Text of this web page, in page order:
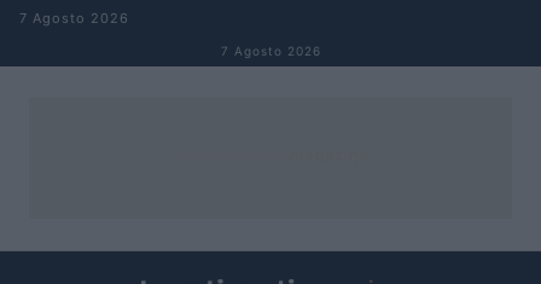
Salta al contenuto
7 Agosto 2026
7 Agosto 2026